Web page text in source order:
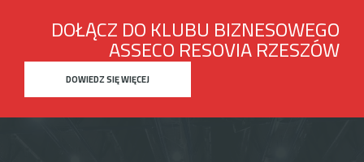
DOŁĄCZ DO KLUBU BIZNESOWEGO
ASSECO RESOVIA RZESZÓW
DOWIEDZ SIĘ WIĘCEJ